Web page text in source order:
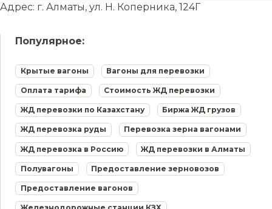
Адрес: г. Алматы, ул. Н. Коперника, 124Г
Популярное:
Крытые вагоны Вагоны для перевозки
Оплата тарифа Стоимость ЖД перевозки
ЖД перевозки по Казахстану Биржа ЖД грузов
ЖД перевозка руды Перевозка зерна вагонами
ЖД перевозка в Россию ЖД перевозки в Алматы
Полувагоны Предоставление зерновозов
Предоставление вагонов